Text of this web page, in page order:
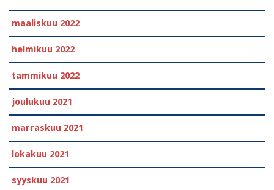
maaliskuu 2022
helmikuu 2022
tammikuu 2022
joulukuu 2021
marraskuu 2021
lokakuu 2021
syyskuu 2021